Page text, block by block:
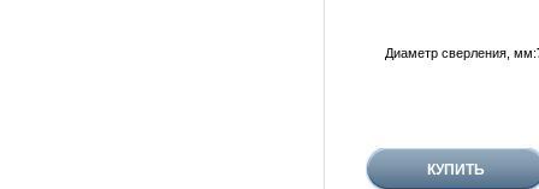
Диаметр сверления, мм: